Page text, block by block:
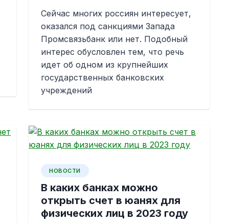
Сейчас многих россиян интересует,
оказался под санкциями Запада
Промсвязьбанк или нет. Подобный
интерес обусловлен тем, что речь
идет об одном из крупнейших
государственных банковских
учреждений
НОВОСТИ
В каких банках можно
открыть счет в юанях для
физических лиц в 2023 году